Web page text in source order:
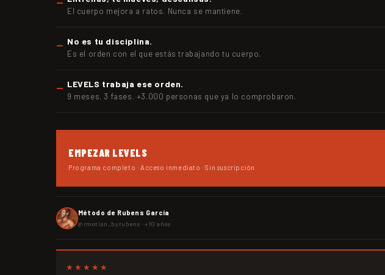
El cuerpo mejora a ratos. Nunca se mantiene.
No es tu disciplina.
Es el orden con el que estás trabajando tu cuerpo.
LEVELS trabaja ese orden.
9 meses. 3 fases. +3.000 personas que ya lo comprobaron.
EMPEZAR LEVELS
Programa completo · Acceso inmediato · Sin suscripción
Método de Rubens García
@rmotion_byrubens · +10 años
★★★★★